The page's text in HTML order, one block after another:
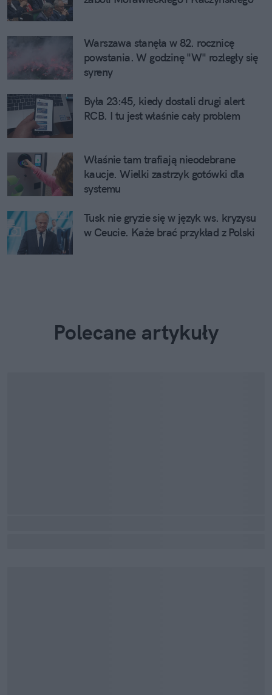
Warszawa stanęła w 82. rocznicę
powstania. W godzinę "W" rozległy się
syreny
Była 23:45, kiedy dostali drugi alert
RCB. I tu jest właśnie cały problem
Właśnie tam trafiają nieodebrane
kaucje. Wielki zastrzyk gotówki dla
systemu
Tusk nie gryzie się w język ws. kryzysu
w Ceucie. Każe brać przykład z Polski
Polecane artykuły